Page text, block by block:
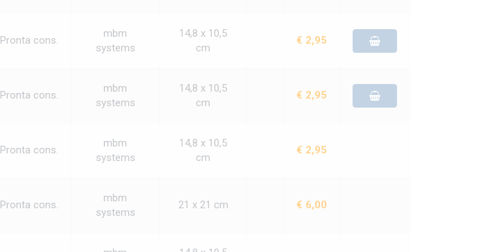
Pronta cons.
mbm
systems
14,8 x 10,5
cm
€ 2,95
Pronta cons.
mbm
systems
14,8 x 10,5
cm
€ 2,95
Pronta cons.
mbm
systems
14,8 x 10,5
cm
€ 2,95
Pronta cons.
mbm
systems
21 x 21 cm € 6,00